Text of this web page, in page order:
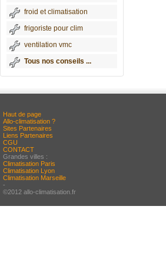
froid et climatisation
frigoriste pour clim
ventilation vmc
Tous nos conseils ...
Haut de page
Allo-climatisation ?
Sites Partenaires
Liens Partenaires
CGU
CONTACT
Grandes villes :
Climatisation Paris
Climatisation Lyon
Climatisation Marseille
-
©2012 allo-climatisation.fr